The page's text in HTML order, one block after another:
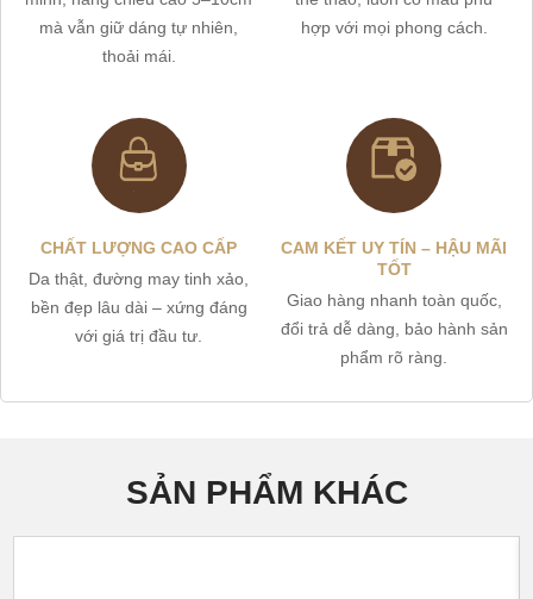
mà vẫn giữ dáng tự nhiên,
thoải mái.
hợp với mọi phong cách.
CHẤT LƯỢNG CAO CẤP
Da thật, đường may tinh xảo,
bền đẹp lâu dài – xứng đáng
với giá trị đầu tư.
CAM KẾT UY TÍN – HẬU MÃI
TỐT
Giao hàng nhanh toàn quốc,
đổi trả dễ dàng, bảo hành sản
phẩm rõ ràng.
SẢN PHẨM KHÁC